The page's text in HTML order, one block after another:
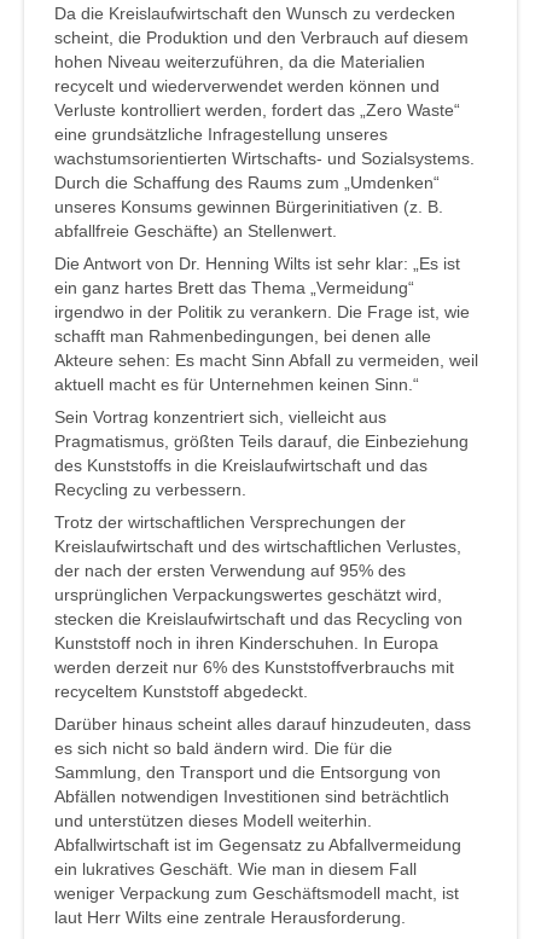
Da die Kreislaufwirtschaft den Wunsch zu verdecken
scheint, die Produktion und den Verbrauch auf diesem
hohen Niveau weiterzuführen, da die Materialien
recycelt und wiederverwendet werden können und
Verluste kontrolliert werden, fordert das „Zero Waste“
eine grundsätzliche Infragestellung unseres
wachstumsorientierten Wirtschafts- und Sozialsystems.
Durch die Schaffung des Raums zum „Umdenken“
unseres Konsums gewinnen Bürgerinitiativen (z. B.
abfallfreie Geschäfte) an Stellenwert.
Die Antwort von Dr. Henning Wilts ist sehr klar: „Es ist
ein ganz hartes Brett das Thema „Vermeidung“
irgendwo in der Politik zu verankern. Die Frage ist, wie
schafft man Rahmenbedingungen, bei denen alle
Akteure sehen: Es macht Sinn Abfall zu vermeiden, weil
aktuell macht es für Unternehmen keinen Sinn.“
Sein Vortrag konzentriert sich, vielleicht aus
Pragmatismus, größten Teils darauf, die Einbeziehung
des Kunststoffs in die Kreislaufwirtschaft und das
Recycling zu verbessern.
Trotz der wirtschaftlichen Versprechungen der
Kreislaufwirtschaft und des wirtschaftlichen Verlustes,
der nach der ersten Verwendung auf 95% des
ursprünglichen Verpackungswertes geschätzt wird,
stecken die Kreislaufwirtschaft und das Recycling von
Kunststoff noch in ihren Kinderschuhen. In Europa
werden derzeit nur 6% des Kunststoffverbrauchs mit
recyceltem Kunststoff abgedeckt.
Darüber hinaus scheint alles darauf hinzudeuten, dass
es sich nicht so bald ändern wird. Die für die
Sammlung, den Transport und die Entsorgung von
Abfällen notwendigen Investitionen sind beträchtlich
und unterstützen dieses Modell weiterhin.
Abfallwirtschaft ist im Gegensatz zu Abfallvermeidung
ein lukratives Geschäft. Wie man in diesem Fall
weniger Verpackung zum Geschäftsmodell macht, ist
laut Herr Wilts eine zentrale Herausforderung.